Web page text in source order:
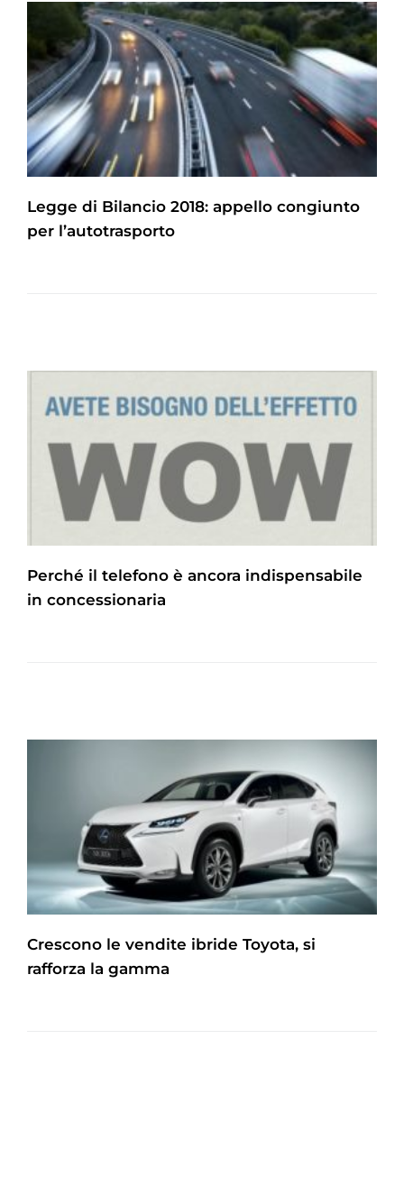
Legge di Bilancio 2018: appello congiunto
per l’autotrasporto
Perché il telefono è ancora indispensabile
in concessionaria
Crescono le vendite ibride Toyota, si
rafforza la gamma